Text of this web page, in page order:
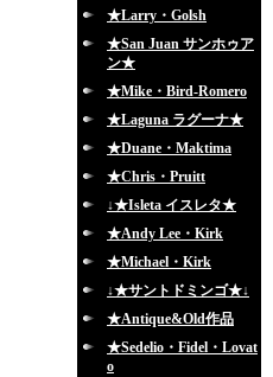
★Larry・Golsh
★San Juan サンホゥア
ン★
★Mike・Bird-Romero
★Laguna ラグーナ★
★Duane・Maktima
★Chris・Pruitt
↓★Isleta イスレタ★
★Andy Lee・Kirk
★Michael・Kirk
↓★サントドミンゴ★↓
★Antique&Old作品
★Sedelio・Fidel・Lovat
o